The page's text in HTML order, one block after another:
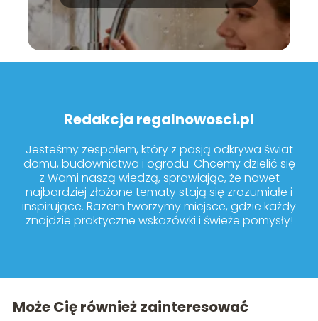
Redakcja regalnowosci.pl
Jesteśmy zespołem, który z pasją odkrywa świat
domu, budownictwa i ogrodu. Chcemy dzielić się
z Wami naszą wiedzą, sprawiając, że nawet
najbardziej złożone tematy stają się zrozumiałe i
inspirujące. Razem tworzymy miejsce, gdzie każdy
znajdzie praktyczne wskazówki i świeże pomysły!
Może Cię również zainteresować